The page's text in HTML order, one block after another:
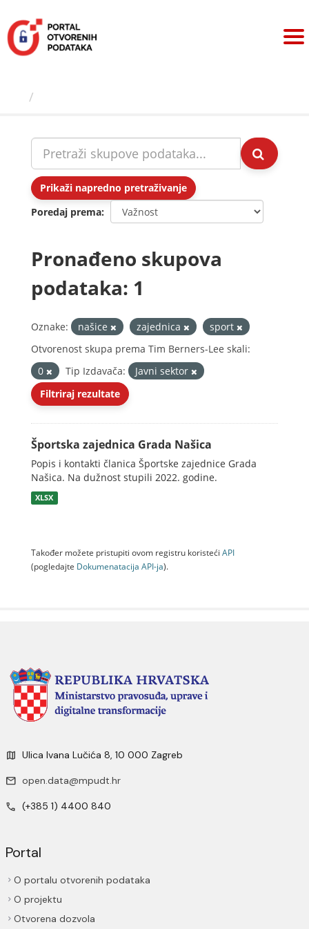
sadržaj
Prikaži napredno pretraživanje
Poredaj prema
Pronađeno skupova
podataka: 1
Oznake: našice zajednica
sport
Otvorenost skupa prema Tim Berners-Lee skali:
0
Tip Izdavača:
Javni sektor
Filtriraj rezultate
Športska zajednica Grada Našica
Popis i kontakti članica Športske zajednice Grada
Našica. Na dužnost stupili 2022. godine.
XLSX
Također možete pristupiti ovom registru koristeći API
(pogledajte Dokumenаtаcijа API-jа).